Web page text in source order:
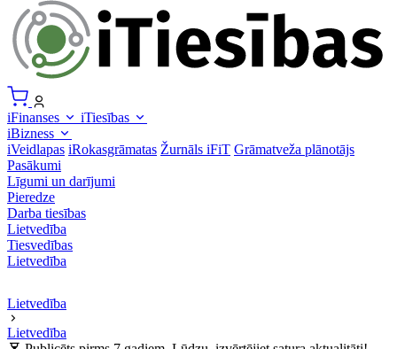
iFinanses
iTiesības
iBizness
iVeidlapas iRokasgrāmatas Žurnāls iFiT Grāmatveža plānotājs
Pasākumi
Līgumi un darījumi
Pieredze
Darba tiesības
Lietvedība
Tiesvedības
Lietvedība
Lietvedība
Lietvedība